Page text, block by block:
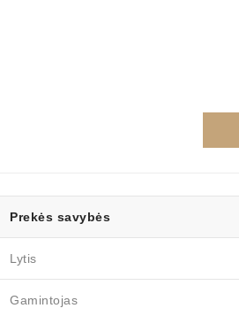
Prekės savybės
Lytis
Gamintojas